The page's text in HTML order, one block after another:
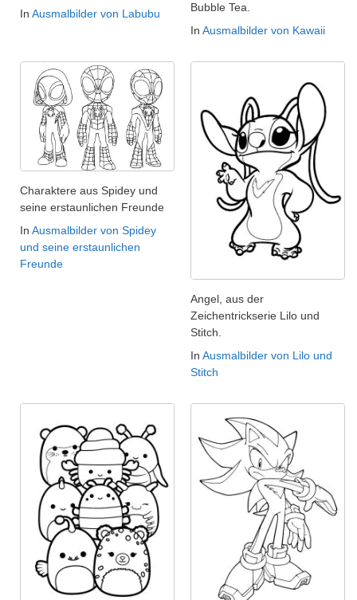
In Ausmalbilder von Labubu
Bubble Tea.
In Ausmalbilder von Kawaii
Charaktere aus Spidey und
seine erstaunlichen Freunde
In Ausmalbilder von Spidey
und seine erstaunlichen
Freunde
Angel, aus der
Zeichentrickserie Lilo und
Stitch.
In Ausmalbilder von Lilo und
Stitch